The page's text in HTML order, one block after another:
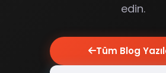
edin.
Tüm Blog